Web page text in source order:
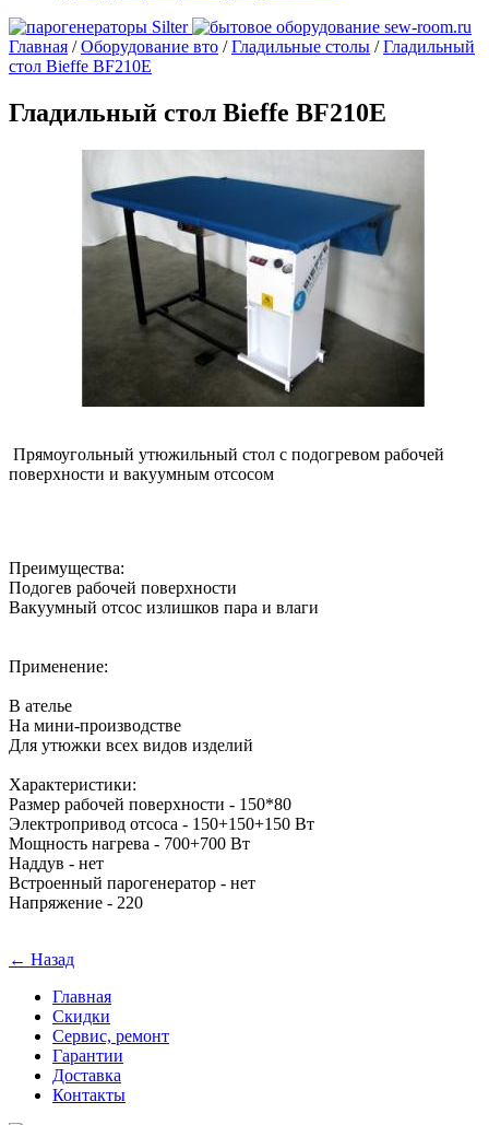
Главная /Оборудование вто /Гладильные столы /Гладильный
стол Bieffe BF210E
Гладильный стол Bieffe BF210E
Прямоугольный утюжильный стол с подогревом рабочей
поверхности и вакуумным отсосом
Преимущества:
Подогев рабочей поверхности
Вакуумный отсос излишков пара и влаги
Применение:
В ателье
На мини-производстве
Для утюжки всех видов изделий
Характеристики:
Размер рабочей поверхности - 150*80
Электропривод отсоса - 150+150+150 Вт
Мощность нагрева - 700+700 Вт
Наддув - нет
Встроенный парогенератор - нет
Напряжение - 220
← Назад
Главная
Скидки
Сервис, ремонт
Гарантии
Доставка
Контакты